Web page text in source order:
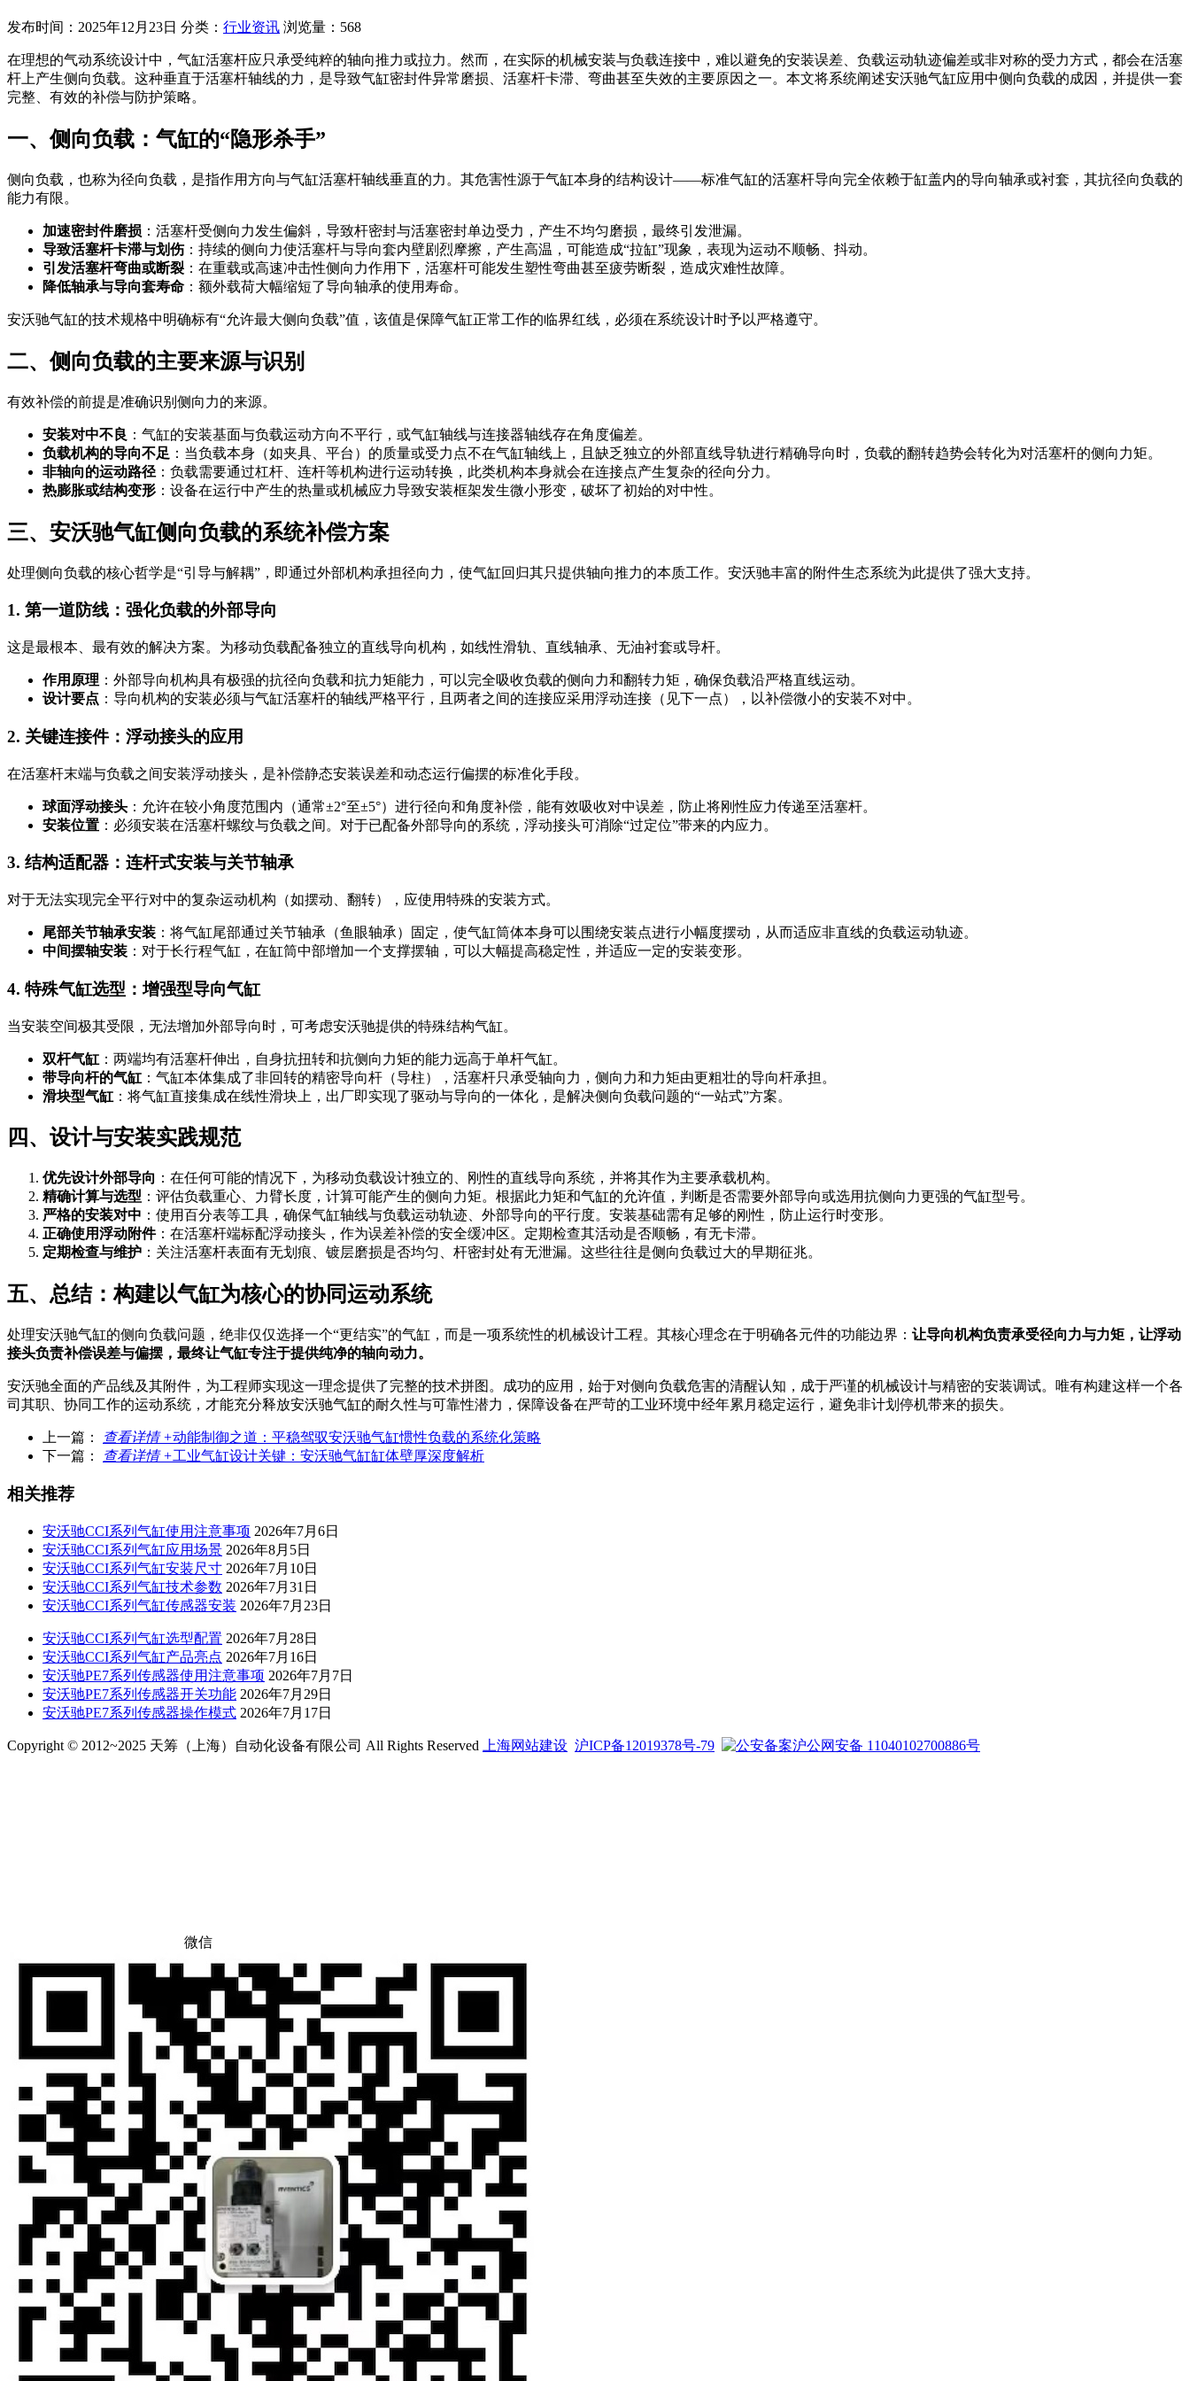
发布时间：2025年12月23日 分类： 行业资讯 浏览量：568
在理想的气动系统设计中，气缸活塞杆应只承受纯粹的轴向推力或拉力。然而，在实际的机械安装与负载连接中，难以避免的安装误差、负载运动轨迹偏差或非对称的受力方式，都会在活塞
杆上产生侧向负载。这种垂直于活塞杆轴线的力，是导致气缸密封件异常磨损、活塞杆卡滞、弯曲甚至失效的主要原因之一。本文将系统阐述安沃驰气缸应用中侧向负载的成因，并提供一套
完整、有效的补偿与防护策略。
一、侧向负载：气缸的“隐形杀手”
侧向负载，也称为径向负载，是指作用方向与气缸活塞杆轴线垂直的力。其危害性源于气缸本身的结构设计——标准气缸的活塞杆导向完全依赖于缸盖内的导向轴承或衬套，其抗径向负载的
能力有限。
加速密封件磨损 ：活塞杆受侧向力发生偏斜，导致杆密封与活塞密封单边受力，产生不均匀磨损，最终引发泄漏。
导致活塞杆卡滞与划伤：持续的侧向力使活塞杆与导向套内壁剧烈摩擦，产生高温，可能造成“拉缸”现象，表现为运动不顺畅、抖动。
引发活塞杆弯曲或断裂 ：在重载或高速冲击性侧向力作用下，活塞杆可能发生塑性弯曲甚至疲劳断裂，造成灾难性故障。
降低轴承与导向套寿命 ：额外载荷大幅缩短了导向轴承的使用寿命。
安沃驰气缸的技术规格中明确标有“允许最大侧向负载”值，该值是保障气缸正常工作的临界红线，必须在系统设计时予以严格遵守。
二、侧向负载的主要来源与识别
有效补偿的前提是准确识别侧向力的来源。
安装对中不良 ：气缸的安装基面与负载运动方向不平行，或气缸轴线与连接器轴线存在角度偏差。
负载机构的导向不足 ：当负载本身（如夹具、平台）的质量或受力点不在气缸轴线上，且缺乏独立的外部直线导轨进行精确导向时，负载的翻转趋势会转化为对活塞杆的侧向力矩。
非轴向的运动路径 ：负载需要通过杠杆、连杆等机构进行运动转换，此类机构本身就会在连接点产生复杂的径向分力。
热膨胀或结构变形 ：设备在运行中产生的热量或机械应力导致安装框架发生微小形变，破坏了初始的对中性。
三、安沃驰气缸侧向负载的系统补偿方案
处理侧向负载的核心哲学是“引导与解耦”，即通过外部机构承担径向力，使气缸回归其只提供轴向推力的本质工作。安沃驰丰富的附件生态系统为此提供了强大支持。
1. 第一道防线：强化负载的外部导向
这是最根本、最有效的解决方案。为移动负载配备独立的直线导向机构，如线性滑轨、直线轴承、无油衬套或导杆。
作用原理 ：外部导向机构具有极强的抗径向负载和抗力矩能力，可以完全吸收负载的侧向力和翻转力矩，确保负载沿严格直线运动。
设计要点 ：导向机构的安装必须与气缸活塞杆的轴线严格平行，且两者之间的连接应采用浮动连接（见下一点），以补偿微小的安装不对中。
2. 关键连接件：浮动接头的应用
在活塞杆末端与负载之间安装浮动接头，是补偿静态安装误差和动态运行偏摆的标准化手段。
球面浮动接头 ：允许在较小角度范围内（通常±2°至±5°）进行径向和角度补偿，能有效吸收对中误差，防止将刚性应力传递至活塞杆。
安装位置 ：必须安装在活塞杆螺纹与负载之间。对于已配备外部导向的系统，浮动接头可消除“过定位”带来的内应力。
3. 结构适配器：连杆式安装与关节轴承
对于无法实现完全平行对中的复杂运动机构（如摆动、翻转），应使用特殊的安装方式。
尾部关节轴承安装 ：将气缸尾部通过关节轴承（鱼眼轴承）固定，使气缸筒体本身可以围绕安装点进行小幅度摆动，从而适应非直线的负载运动轨迹。
中间摆轴安装 ：对于长行程气缸，在缸筒中部增加一个支撑摆轴，可以大幅提高稳定性，并适应一定的安装变形。
4. 特殊气缸选型：增强型导向气缸
当安装空间极其受限，无法增加外部导向时，可考虑安沃驰提供的特殊结构气缸。
双杆气缸 ：两端均有活塞杆伸出，自身抗扭转和抗侧向力矩的能力远高于单杆气缸。
带导向杆的气缸 ：气缸本体集成了非回转的精密导向杆（导柱），活塞杆只承受轴向力，侧向力和力矩由更粗壮的导向杆承担。
滑块型气缸 ：将气缸直接集成在线性滑块上，出厂即实现了驱动与导向的一体化，是解决侧向负载问题的“一站式”方案。
四、设计与安装实践规范
优先设计外部导向 ：在任何可能的情况下，为移动负载设计独立的、刚性的直线导向系统，并将其作为主要承载机构。
精确计算与选型 ：评估负载重心、力臂长度，计算可能产生的侧向力矩。根据此力矩和气缸的允许值，判断是否需要外部导向或选用抗侧向力更强的气缸型号。
严格的安装对中 ：使用百分表等工具，确保气缸轴线与负载运动轨迹、外部导向的平行度。安装基础需有足够的刚性，防止运行时变形。
正确使用浮动附件：在活塞杆端标配浮动接头，作为误差补偿的安全缓冲区。定期检查其活动是否顺畅，有无卡滞。
定期检查与维护 ：关注活塞杆表面有无划痕、镀层磨损是否均匀、杆密封处有无泄漏。这些往往是侧向负载过大的早期征兆。
五、总结：构建以气缸为核心的协同运动系统
处理安沃驰气缸的侧向负载问题，绝非仅仅选择一个“更结实”的气缸，而是一项系统性的机械设计工程。其核心理念在于明确各元件的功能边界： 让导向机构负责承受径向力与力矩，让浮动
接头负责补偿误差与偏摆，最终让气缸专注于提供纯净的轴向动力。
安沃驰全面的产品线及其附件，为工程师实现这一理念提供了完整的技术拼图。成功的应用，始于对侧向负载危害的清醒认知，成于严谨的机械设计与精密的安装调试。唯有构建这样一个各
司其职、协同工作的运动系统，才能充分释放安沃驰气缸的耐久性与可靠性潜力，保障设备在严苛的工业环境中经年累月稳定运行，避免非计划停机带来的损失。
上一篇： 查看详情 +动能制御之道：平稳驾驭安沃驰气缸惯性负载的系统化策略
下一篇：
查看详情 +工业气缸设计关键：安沃驰气缸缸体壁厚深度解析
相关推荐
安沃驰CCI系列气缸使用注意事项 2026年7月6日
安沃驰CCI系列气缸应用场景 2026年8月5日
安沃驰CCI系列气缸安装尺寸 2026年7月10日
安沃驰CCI系列气缸技术参数 2026年7月31日
安沃驰CCI系列气缸传感器安装 2026年7月23日
安沃驰CCI系列气缸选型配置 2026年7月28日
安沃驰CCI系列气缸产品亮点 2026年7月16日
安沃驰PE7系列传感器使用注意事项 2026年7月7日
安沃驰PE7系列传感器开关功能 2026年7月29日
安沃驰PE7系列传感器操作模式 2026年7月17日
Copyright © 2012~2025 天筹（上海）自动化设备有限公司 All Rights Reserved 上海网站建设 沪ICP备12019378号-79 沪公网安备 11040102700886号
微信